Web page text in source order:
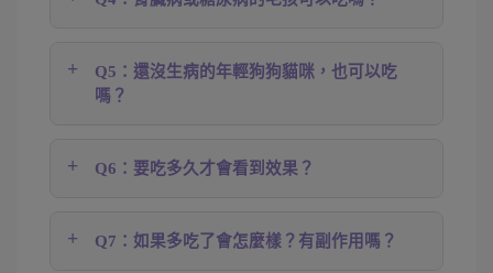
Q5：還沒生病的年輕狗狗貓咪，也可以吃
嗎？
Q6：要吃多久才會看到效果？
Q7：如果多吃了會怎麼樣？有副作用嗎？